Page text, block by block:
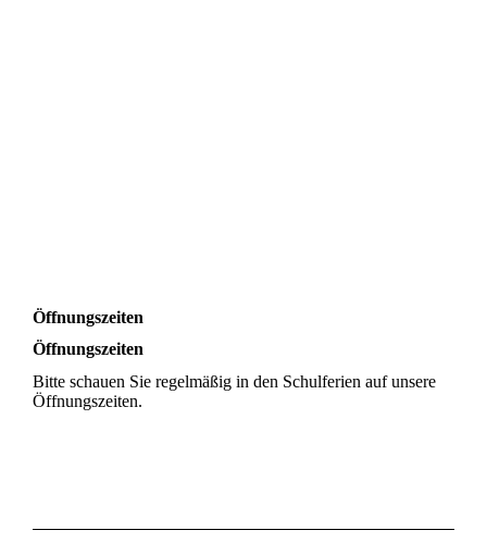
Öffnungszeiten
Öffnungszeiten
Bitte schauen Sie regelmäßig in den Schulferien auf unsere
Öffnungszeiten.